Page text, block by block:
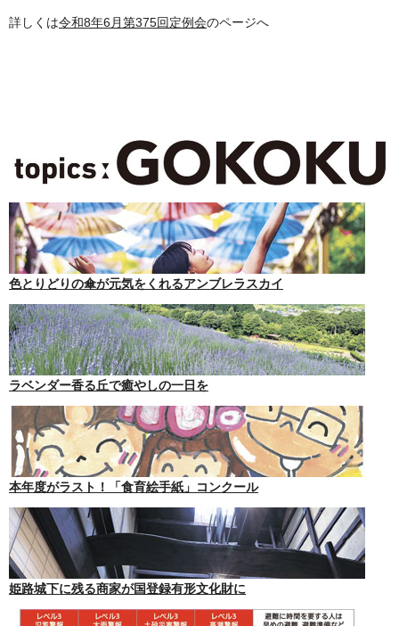
詳しくは令和8年6月第375回定例会のページへ
色とりどりの傘が元気をくれるアンブレラスカイ
ラベンダー香る丘で癒やしの一日を
本年度がラスト！「食育絵手紙」コンクール
姫路城下に残る商家が国登録有形文化財に